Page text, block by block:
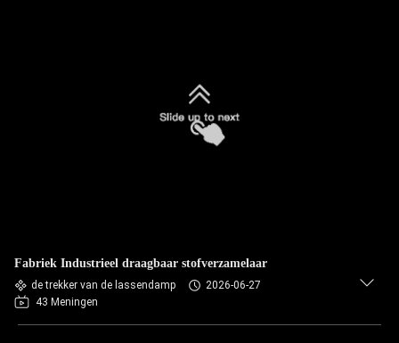
Fabriek Industrieel draagbaar stofverzamelaar
de trekker van de lassendamp
2026-06-27
43 Meningen